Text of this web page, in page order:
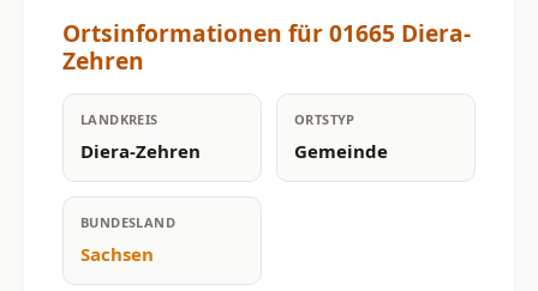
Ortsinformationen für 01665 Diera-
Zehren
LANDKREIS
Diera-Zehren
ORTSTYP
Gemeinde
BUNDESLAND
Sachsen